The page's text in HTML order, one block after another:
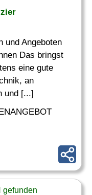
und Angeboten
Das bringst
eine gute
an
und [...]
gefunden